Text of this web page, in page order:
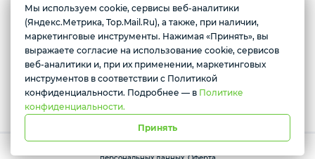
Республика Крым г. Алушта ул. Виноградная 32
пн-вс с 07:30 до 17:00
Условия доставки
Мы используем cookie, сервисы веб-аналитики
(Яндекс.Метрика, Top.Mail.Ru), а также, при наличии,
маркетинговые инструменты. Нажимая «Принять», вы
выражаете согласие на использование cookie, сервисов
веб-аналитики и, при их применении, маркетинговых
инструментов в соответствии с Политикой
конфиденциальности. Подробнее — в Политике
конфиденциальности.
Принять
Желаете подозвать сотрудника
Нет